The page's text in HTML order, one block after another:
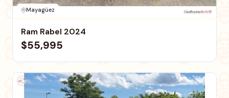
Mayagüez
Ram Rabel 2024
$55,995